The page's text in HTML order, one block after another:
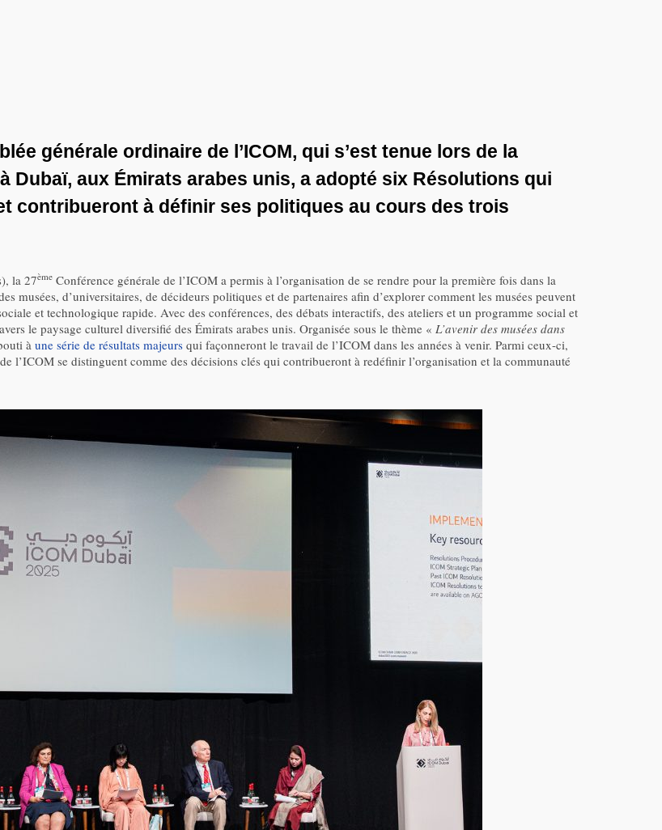
générale ordinaire de l’ICOM, qui s’est tenue lors de la
Dubaï, aux Émirats arabes unis, a adopté six Résolutions qui
contribueront à définir ses politiques au cours des trois
la 27ème Conférence générale de l’ICOM a permis à l’organisation de se rendre pour la première fois dans la
musées, d’universitaires, de décideurs politiques et de partenaires afin d’explorer comment les musées peuvent
et technologique rapide. Avec des conférences, des débats interactifs, des ateliers et un programme social et
le paysage culturel diversifié des Émirats arabes unis. Organisée sous le thème « L’avenir des musées dans
à une série de résultats majeurs qui façonneront le travail de l’ICOM dans les années à venir. Parmi ceux-ci,
l’ICOM se distinguent comme des décisions clés qui contribueront à redéfinir l’organisation et la communauté